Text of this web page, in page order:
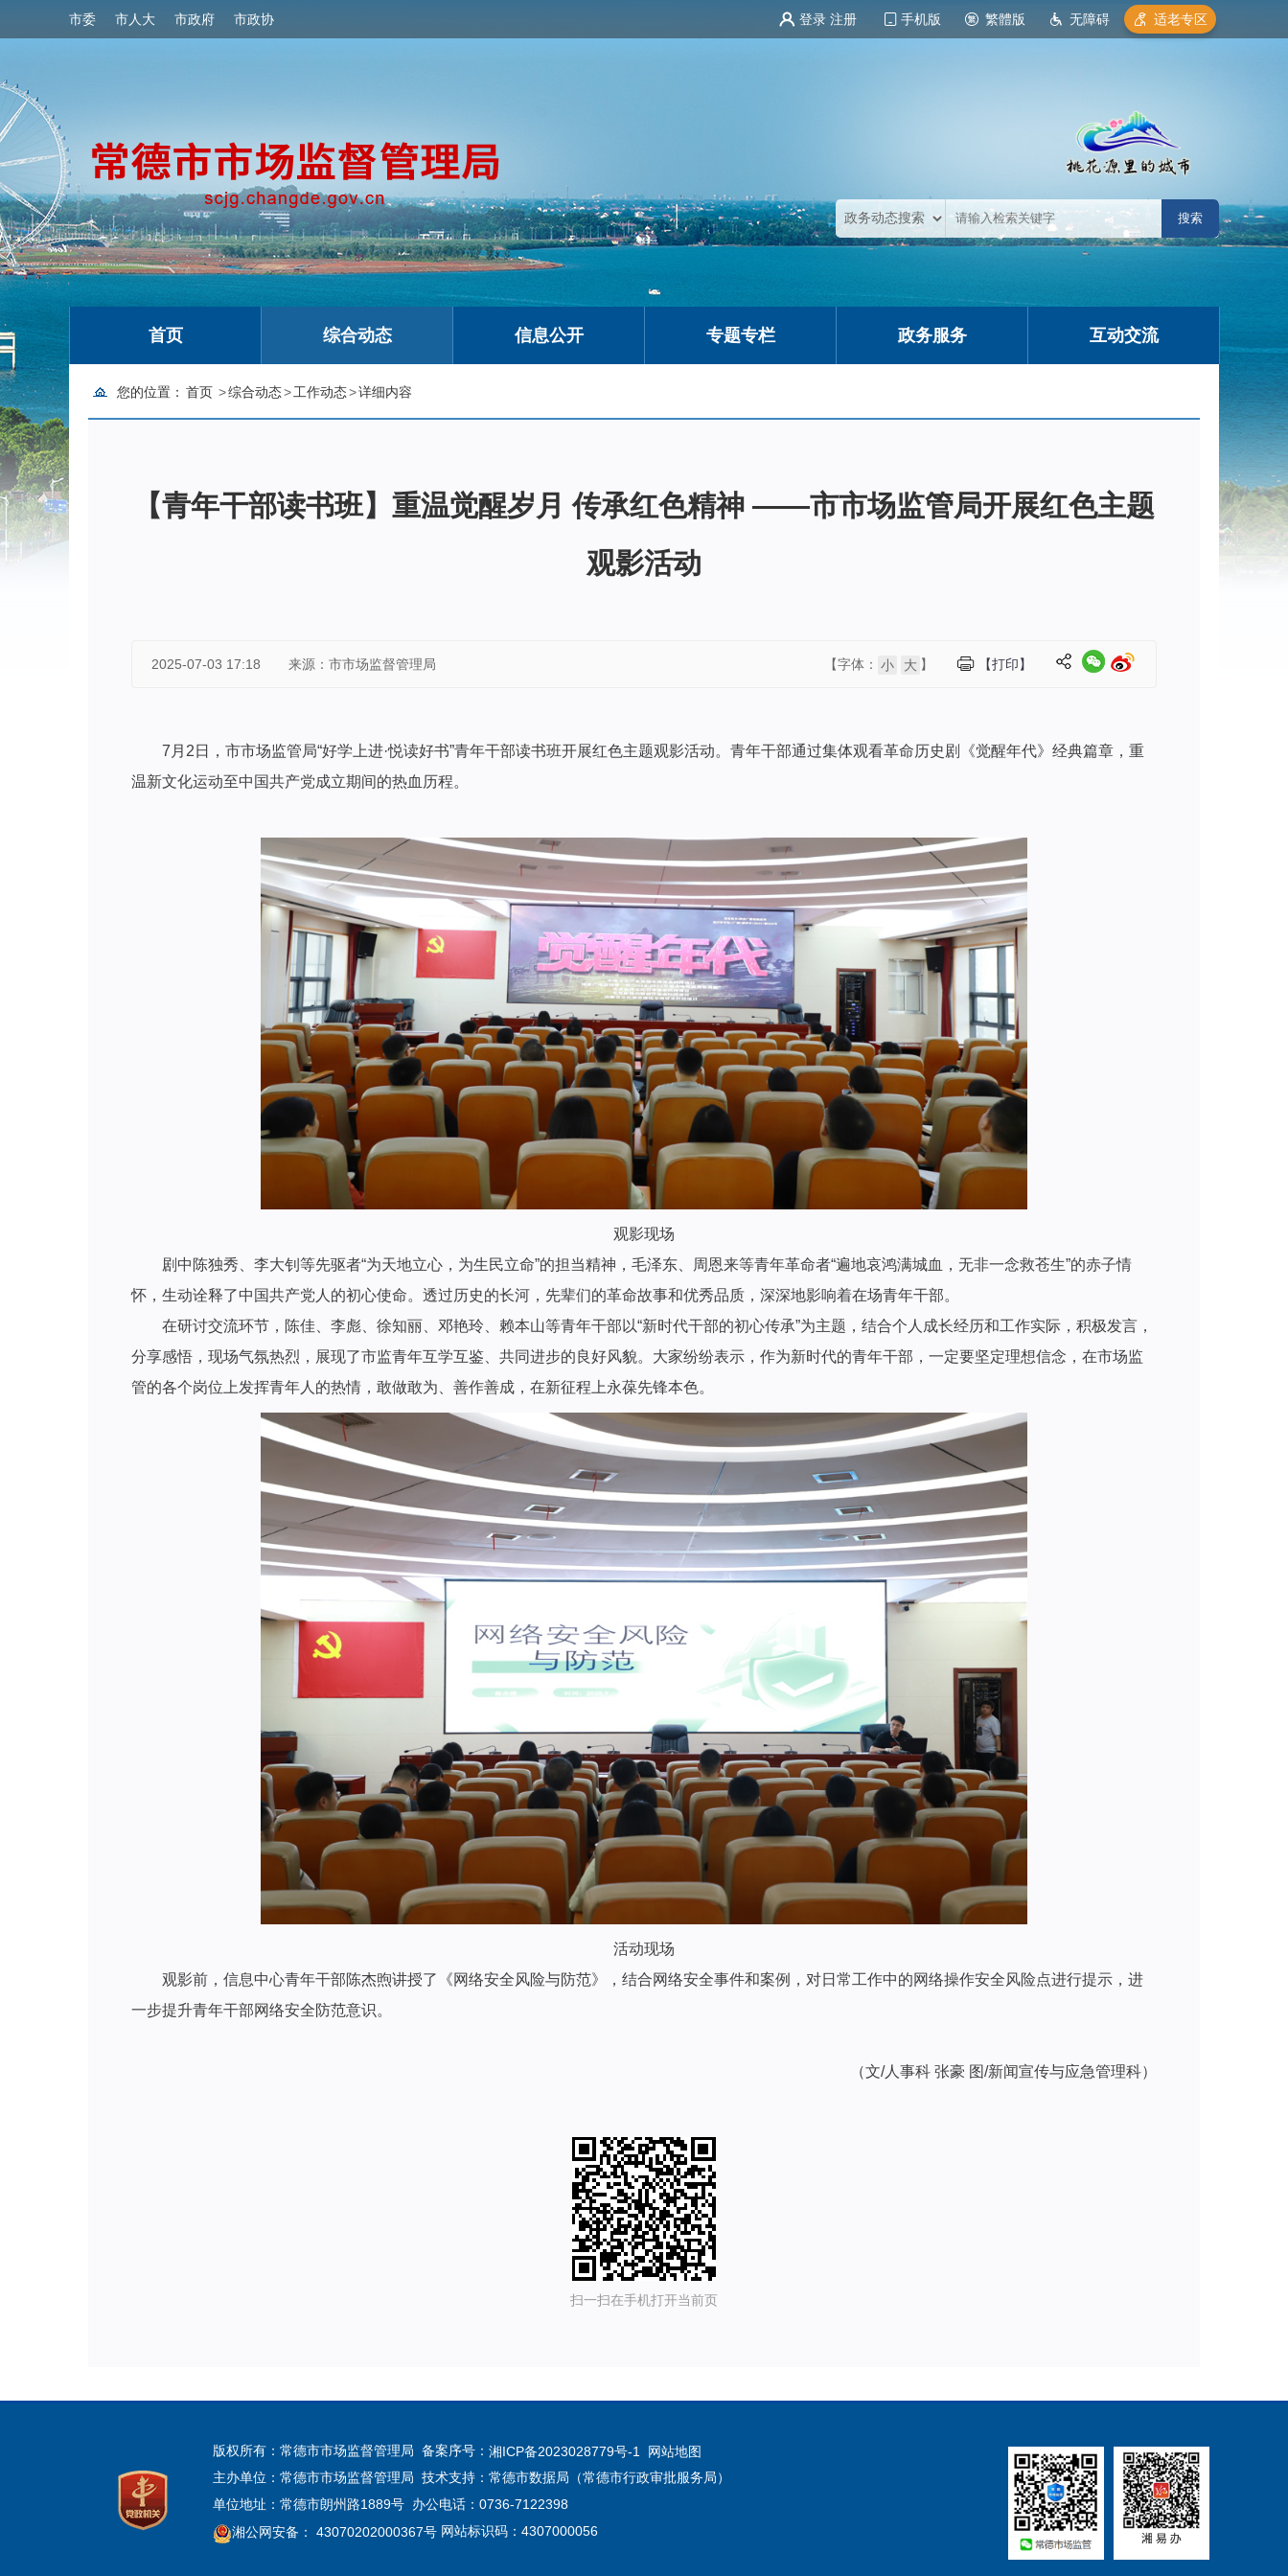
市委 市人大 市政府 市政协 登录 注册 手机版 繁體版 无障碍 适老专区
首页 综合动态 信息公开 专题专栏 政务服务 互动交流
您的位置： 首页 >综合动态>工作动态>详细内容
【青年干部读书班】重温觉醒岁月 传承红色精神 ——市市场监管局开展红色主题
观影活动
2025-07-03 17:18 来源：市市场监督管理局 【打印】
【字体： 小 大 】
7月2日，市市场监管局“好学上进·悦读好书”青年干部读书班开展红色主题观影活动。青年干部通过集体观看革命历史剧《觉醒年代》经典篇章，重
温新文化运动至中国共产党成立期间的热血历程。
观影现场
剧中陈独秀、李大钊等先驱者“为天地立心，为生民立命”的担当精神，毛泽东、周恩来等青年革命者“遍地哀鸿满城血，无非一念救苍生”的赤子情
怀，生动诠释了中国共产党人的初心使命。透过历史的长河，先辈们的革命故事和优秀品质，深深地影响着在场青年干部。
在研讨交流环节，陈佳、李彪、徐知丽、邓艳玲、赖本山等青年干部以“新时代干部的初心传承”为主题，结合个人成长经历和工作实际，积极发言，
分享感悟，现场气氛热烈，展现了市监青年互学互鉴、共同进步的良好风貌。大家纷纷表示，作为新时代的青年干部，一定要坚定理想信念，在市场监
管的各个岗位上发挥青年人的热情，敢做敢为、善作善成，在新征程上永葆先锋本色。
活动现场
观影前，信息中心青年干部陈杰煦讲授了《网络安全风险与防范》，结合网络安全事件和案例，对日常工作中的网络操作安全风险点进行提示，进
一步提升青年干部网络安全防范意识。
（文/人事科 张豪 图/新闻宣传与应急管理科）
扫一扫在手机打开当前页
版权所有：常德市市场监督管理局 备案序号： 湘ICP备2023028779号-1 网站地图
主办单位：常德市市场监督管理局 技术支持：常德市数据局（常德市行政审批服务局）
单位地址：常德市朗州路1889号 办公电话：0736-7122398
湘公网安备： 43070202000367号 网站标识码：4307000056